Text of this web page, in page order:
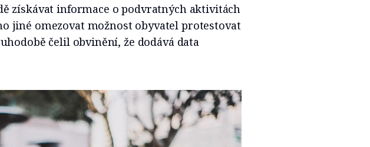
získávat informace o podvratných aktivitách
jiné omezovat možnost obyvatel protestovat
čelil obvinění, že dodává data